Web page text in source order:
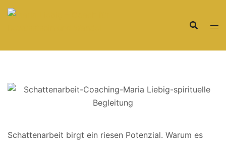
Zum
Schattenarbeit birgt ein riesen Potenzial. Warum es